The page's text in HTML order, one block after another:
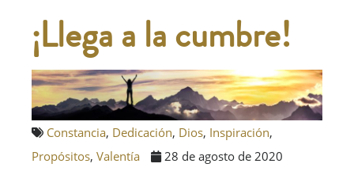
¡Llega a la cumbre!
Constancia, Dedicación, Dios, Inspiración,
Propósitos, Valentía 28 de agosto de 2020